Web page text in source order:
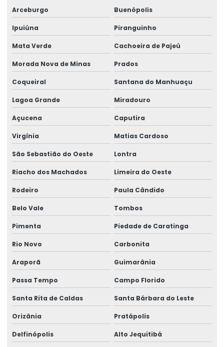
Arceburgo Buenópolis
Ipuiúna Piranguinho
Mata Verde Cachoeira de Pajeú
Morada Nova de Minas Prados
Coqueiral Santana do Manhuaçu
Lagoa Grande Miradouro
Açucena Caputira
Virgínia Matias Cardoso
São Sebastião do Oeste Lontra
Riacho dos Machados Limeira do Oeste
Rodeiro Paula Cândido
Belo Vale Tombos
Pimenta Piedade de Caratinga
Rio Novo Carbonita
Araporã Guimarânia
Passa Tempo Campo Florido
Santa Rita de Caldas Santa Bárbara do Leste
Orizânia Pratápolis
Delfinópolis Alto Jequitibá